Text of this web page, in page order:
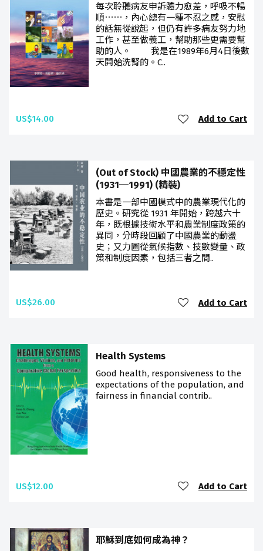
每次聆聽病友申訴體力愈差，呼吸不暢
順⋯⋯，內心總有一種不忍之感，安慰
的話無從說起，但仍有許多病友努力地
工作，甚至做義工，幫助那些更需要幫
助的人。 我是在1989年6月4日後數
天開始洗腎的。C..
US$14.00 Add to Cart
(Out of Stock) 中國農業的不穩定性
(1931─1991) (精裝)
本書是一部中國模式中的農業現代化的
歷史。研究從 1931 年開始，跨越六十
年，既根據技術水平和農業制度政策的
異同，分時段回顧了中國農業的動盪
史；又力圖從氣候指數、技數變量、政
策和制度因素，包括三者之間..
US$26.00 Add to Cart
Health Systems
Good health, responsiveness to the
expectations of the population, and
fairness in financial contrib..
US$12.00 Add to Cart
耶穌到底如何成為神？